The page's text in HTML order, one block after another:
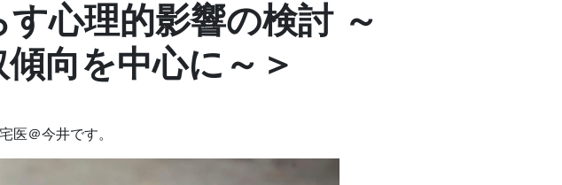
心理的影響の検討 ～
向を中心に～＞
医＠今井です。